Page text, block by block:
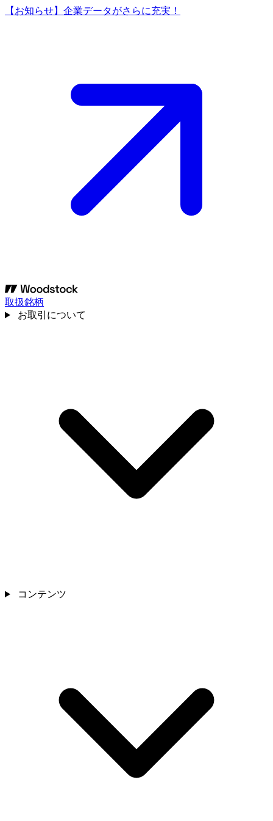
【お知らせ】企業データがさらに充実！
取扱銘柄
お取引について
コンテンツ